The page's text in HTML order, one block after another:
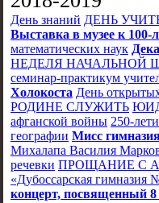
День знаний ДЕНЬ
Выставка в музее к
математических наук
НЕДЕЛЯ НАЧАЛЬНОЙ
семинар-практикум
Холокоста День
РОДИНЕ СЛУЖИТЬ
афганской войны 250-
географии Мисс
Михалапа Василия
речевки ПРОЩАНИЕ С
«Дубоссарская гимназия
концерт, посвященный